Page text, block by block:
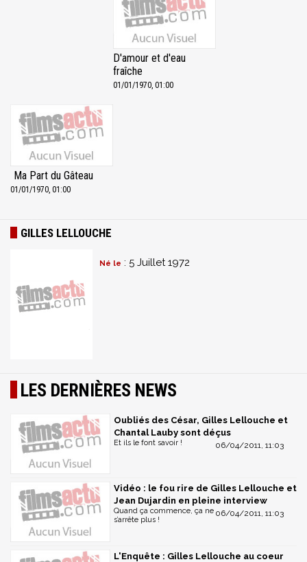
D'amour et d'eau
fraîche
01/01/1970, 01:00
Ma Part du Gâteau
01/01/1970, 01:00
GILLES LELLOUCHE
Né le : 5 Juillet 1972
LES DERNIÈRES NEWS
Oubliés des César, Gilles Lellouche et
Chantal Lauby sont déçus
06/04/2011, 11:03
Et ils le font savoir !
Vidéo : le fou rire de Gilles Lellouche et
Jean Dujardin en pleine interview
06/04/2011, 11:03
Quand ça commence, ça ne
s’arrête plus !
L'Enquête : Gilles Lellouche au coeur